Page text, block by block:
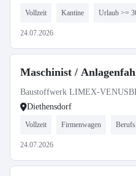
Vollzeit Kantine Urlaub >=
24.07.2026
Maschinist /
Baustoffwerk LIMEX-
Diethensdorf
Vollzeit Firmenwagen
24.07.2026